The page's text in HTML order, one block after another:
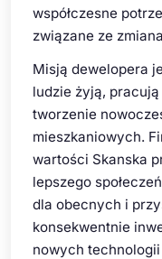
współczesne
związane ze
Misją dewelopera
ludzie żyją,
tworzenie
mieszkaniowych.
wartości Skanska
lepszego
dla obecnych i
konsekwentnie
nowych